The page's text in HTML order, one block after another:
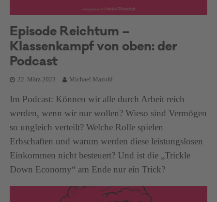
Episode Reichtum –
Klassenkampf von oben: der
Podcast
22. März 2023 Michael Mazohl
Im Podcast: Können wir alle durch Arbeit reich
werden, wenn wir nur wollen? Wieso sind Vermögen
so ungleich verteilt? Welche Rolle spielen
Erbschaften und warum werden diese leistungslosen
Einkommen nicht besteuert? Und ist die „Trickle
Down Economy“ am Ende nur ein Trick?